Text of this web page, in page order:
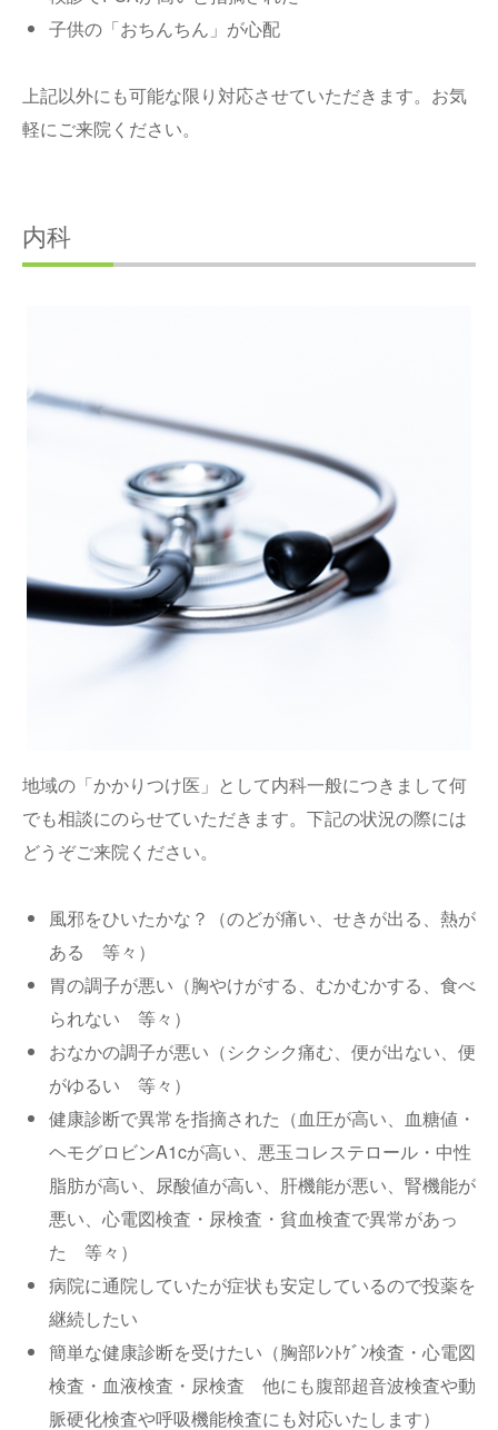
子供の「おちんちん」が心配
上記以外にも可能な限り対応させていただきます。お気
軽にご来院ください。
内科
地域の「かかりつけ医」として内科一般につきまして何
でも相談にのらせていただきます。下記の状況の際には
どうぞご来院ください。
風邪をひいたかな？（のどが痛い、せきが出る、熱が
ある 等々）
胃の調子が悪い（胸やけがする、むかむかする、食べ
られない 等々）
おなかの調子が悪い（シクシク痛む、便が出ない、便
がゆるい 等々）
健康診断で異常を指摘された（血圧が高い、血糖値・
ヘモグロビンA1cが高い、悪玉コレステロール・中性
脂肪が高い、尿酸値が高い、肝機能が悪い、腎機能が
悪い、心電図検査・尿検査・貧血検査で異常があっ
た 等々）
病院に通院していたが症状も安定しているので投薬を
継続したい
簡単な健康診断を受けたい（胸部ﾚﾝﾄｹﾞﾝ検査・心電図
検査・血液検査・尿検査 他にも腹部超音波検査や動
脈硬化検査や呼吸機能検査にも対応いたします）